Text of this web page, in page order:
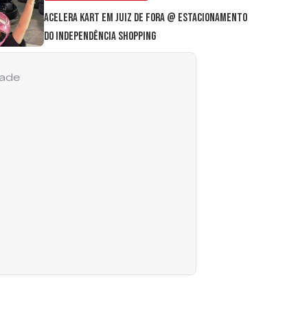
Acelera Kart em Juiz de Fora @ estacionamento
do Independência Shopping